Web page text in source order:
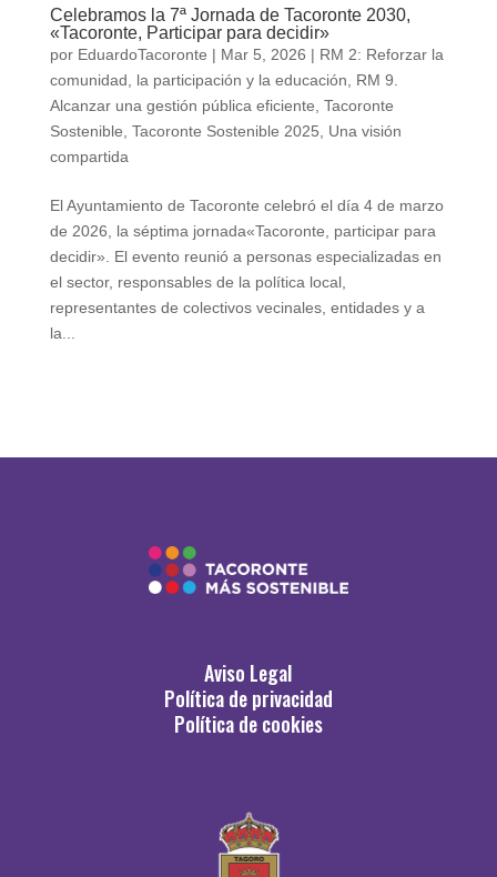
Celebramos la 7ª Jornada de Tacoronte 2030,
«Tacoronte, Participar para decidir»
por EduardoTacoronte | Mar 5, 2026 | RM 2: Reforzar la
comunidad, la participación y la educación, RM 9.
Alcanzar una gestión pública eficiente, Tacoronte
Sostenible, Tacoronte Sostenible 2025, Una visión
compartida
El Ayuntamiento de Tacoronte celebró el día 4 de marzo
de 2026, la séptima jornada«Tacoronte, participar para
decidir». El evento reunió a personas especializadas en
el sector, responsables de la política local,
representantes de colectivos vecinales, entidades y a
la...
Aviso Legal
Política de privacidad
Política de cookies